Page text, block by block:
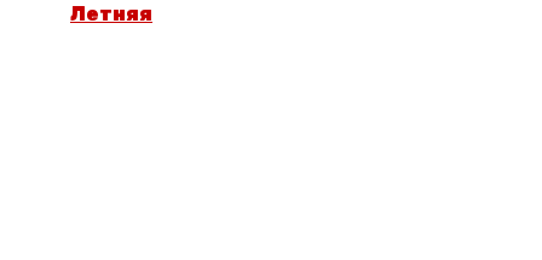
Летняя